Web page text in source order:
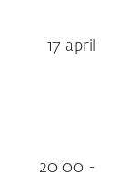
17 april
20:00 -